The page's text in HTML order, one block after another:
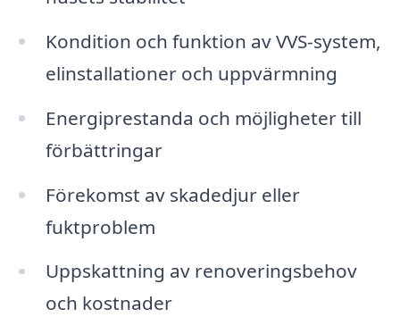
Kondition och funktion av VVS-system,
elinstallationer och uppvärmning
Energiprestanda och möjligheter till
förbättringar
Förekomst av skadedjur eller
fuktproblem
Uppskattning av renoveringsbehov
och kostnader